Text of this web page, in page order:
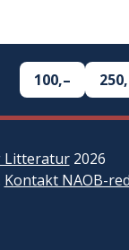
100,–
Litteratur2026
Kontakt NAOB-